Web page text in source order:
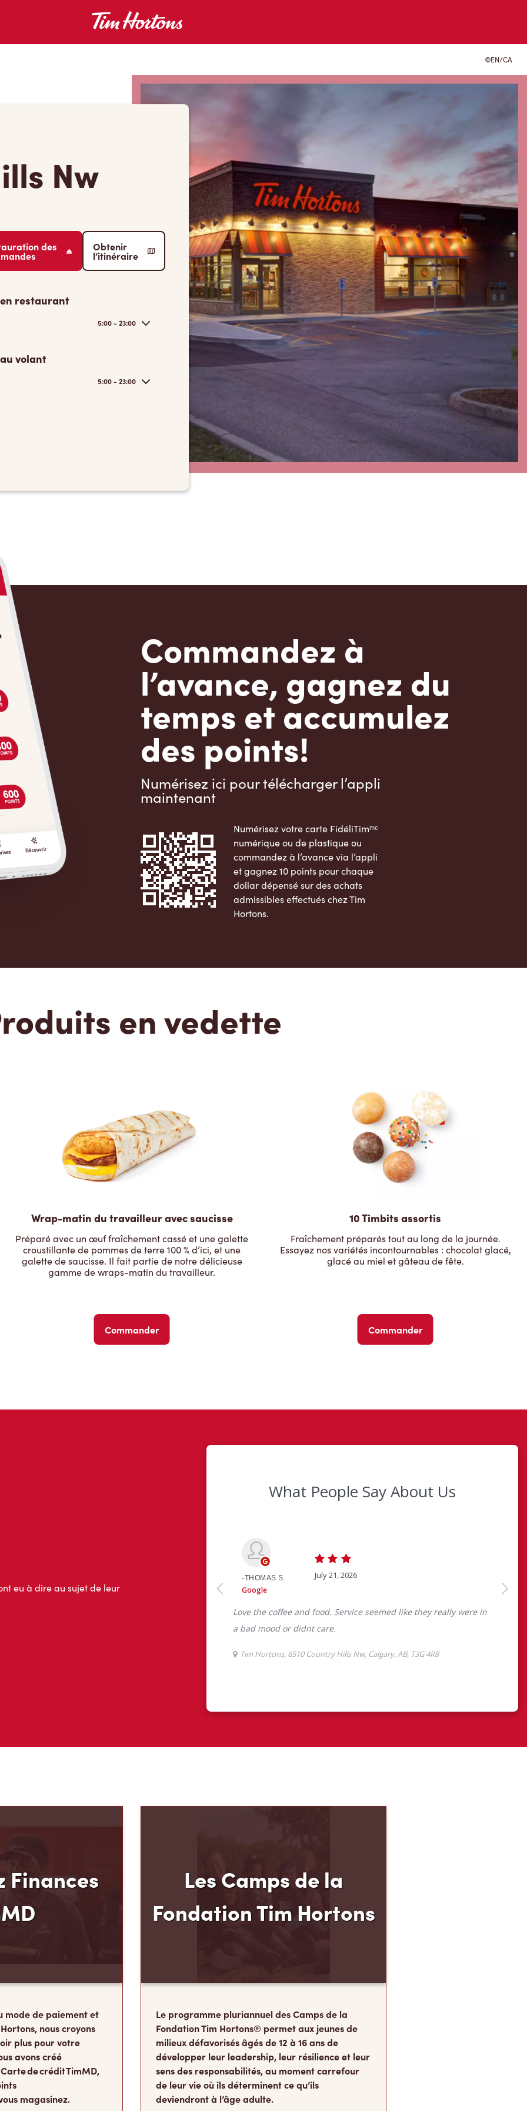
EN/CA
Nw
des Obtenir
l’itinéraire
restaurant
5:00 - 23:00
volant
5:00 - 23:00
Commandez à
l’avance, gagnez du
temps et accumulez
des points!
Numérisez ici pour télécharger l’appli
maintenant
Numérisez votre carte FidéliTimᵐᶜ
numérique ou de plastique ou
commandez à l’avance via l’appli
et gagnez 10 points pour chaque
dollar dépensé sur des achats
admissibles effectués chez Tim
Hortons.
en vedette
Wrap-matin du travailleur avec saucisse
Préparé avec un œuf fraîchement cassé et une galette
croustillante de pommes de terre 100 % d’ici, et une
galette de saucisse. Il fait partie de notre délicieuse
gamme de wraps-matin du travailleur.
Commander
10 Timbits assortis
Fraîchement préparés tout au long de la journée.
Essayez nos variétés incontournables : chocolat glacé,
glacé au miel et gâteau de fête.
Commander
eu à dire au sujet de leur
Finances
mode de paiement et
nous croyons
plus pour votre
avons créé
de crédit TimMD,
Les Camps de la
Fondation Tim Hortons
Le programme pluriannuel des Camps de la
Fondation Tim Hortons® permet aux jeunes de
milieux défavorisés âgés de 12 à 16 ans de
développer leur leadership, leur résilience et leur
sens des responsabilités, au moment carrefour
de leur vie où ils déterminent ce qu’ils